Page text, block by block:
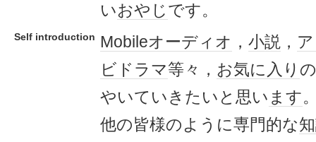
いおやじです。
Self introduction Mobileオーディオ ， 小説 ，
ビドラマ等々， お気に入り
やいていきたいと思い ます
他の皆様のように専門的な